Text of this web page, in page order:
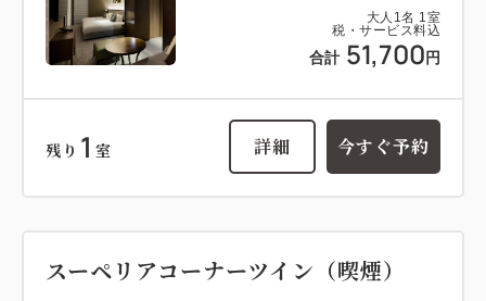
大人 1名 1室
税・サービス料込
合計 51,700 円
残り 1 室 詳細 今すぐ予約
スーペリアコーナーツイン（喫煙）